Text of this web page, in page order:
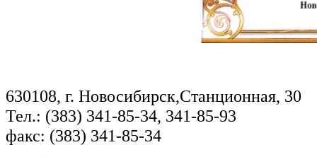
630108, г. Новосибирск,Станционная, 30
Тел.: (383) 341-85-34, 341-85-93
факс: (383) 341-85-34